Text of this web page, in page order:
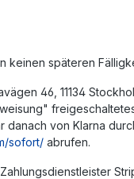
keinen späteren
46, 11134
von Klarna
sofort/ abrufen.